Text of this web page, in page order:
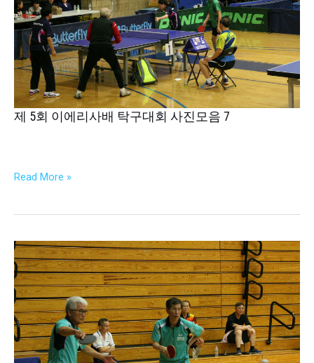
제 5회 이에리사배 탁구대회 사진모음 7
리
사
배
탁
구
대
회
음
Read More »
제
5
회
이
에
리
사